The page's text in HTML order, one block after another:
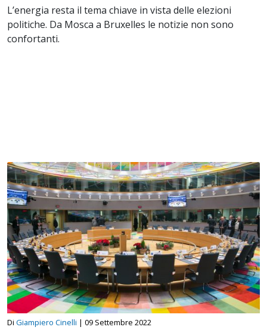
L’energia resta il tema chiave in vista delle elezioni
politiche. Da Mosca a Bruxelles le notizie non sono
confortanti.
Di Giampiero Cinelli | 09 Settembre 2022